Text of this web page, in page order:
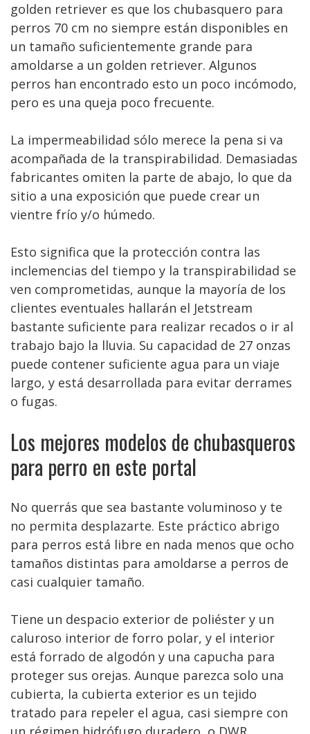
golden retriever es que los chubasquero para
perros 70 cm no siempre están disponibles en
un tamaño suficientemente grande para
amoldarse a un golden retriever. Algunos
perros han encontrado esto un poco incómodo,
pero es una queja poco frecuente.
La impermeabilidad sólo merece la pena si va
acompañada de la transpirabilidad. Demasiadas
fabricantes omiten la parte de abajo, lo que da
sitio a una exposición que puede crear un
vientre frío y/o húmedo.
Esto significa que la protección contra las
inclemencias del tiempo y la transpirabilidad se
ven comprometidas, aunque la mayoría de los
clientes eventuales hallarán el Jetstream
bastante suficiente para realizar recados o ir al
trabajo bajo la lluvia. Su capacidad de 27 onzas
puede contener suficiente agua para un viaje
largo, y está desarrollada para evitar derrames
o fugas.
Los mejores modelos de chubasqueros
para perro en este portal
No querrás que sea bastante voluminoso y te
no permita desplazarte. Este práctico abrigo
para perros está libre en nada menos que ocho
tamaños distintas para amoldarse a perros de
casi cualquier tamaño.
Tiene un despacio exterior de poliéster y un
caluroso interior de forro polar, y el interior
está forrado de algodón y una capucha para
proteger sus orejas. Aunque parezca solo una
cubierta, la cubierta exterior es un tejido
tratado para repeler el agua, casi siempre con